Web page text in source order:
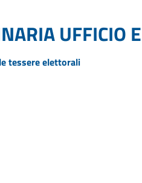
UFFICIO
tessere elettorali